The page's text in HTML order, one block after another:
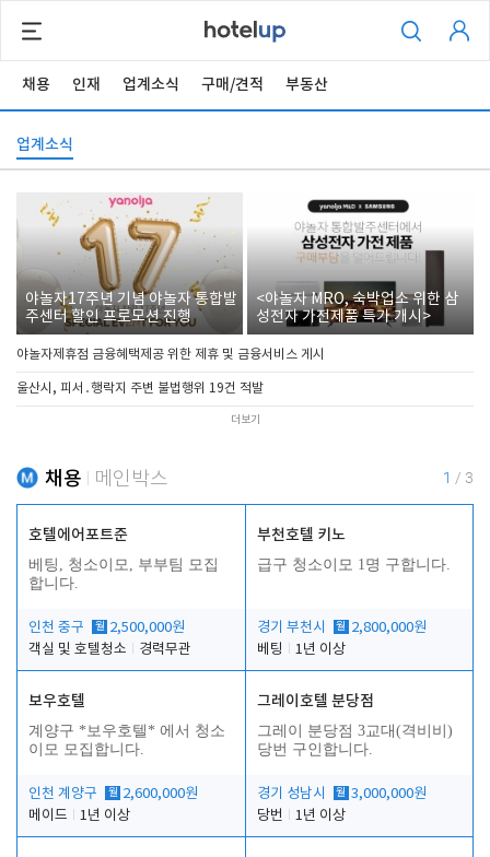
채용 인재 업계소식 구매/견적 부동산
업계소식
야놀자17주년 기념 야놀자 통합발
주센터 할인 프로모션 진행
<야놀자 MRO, 숙박업소 위한 삼
성전자 가전제품 특가 개시>
야놀자제휴점 금융혜택제공 위한 제휴 및 금융서비스 게시
울산시, 피서․행락지 주변 불법행위 19건 적발
더보기
채용 메인박스 1 / 3
호텔에어포트준
베팅, 청소이모, 부부팀 모집
합니다.
인천 중구 월 2,500,000원
객실 및 호텔청소
경력무관
부천호텔 키노
급구 청소이모 1명 구합니다.
경기 부천시 월 2,800,000원
베팅
1년 이상
보우호텔
계양구 *보우호텔* 에서 청소
이모 모집합니다.
인천 계양구 월 2,600,000원
메이드
1년 이상
그레이호텔 분당점
그레이 분당점 3교대(격비비)
당번 구인합니다.
경기 성남시 월 3,000,000원
당번
1년 이상